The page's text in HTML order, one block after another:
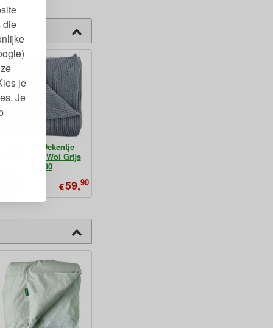
die
je
Je
Gebreid Dekentje
Biologisch Wol Grijs
90x90
€59,90